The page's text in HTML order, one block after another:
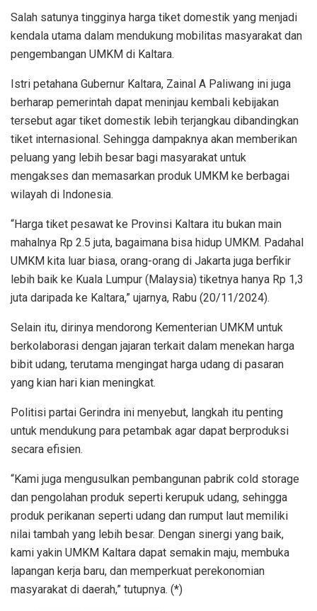
Salah satunya tingginya harga tiket domestik yang menjadi
kendala utama dalam mendukung mobilitas masyarakat dan
pengembangan UMKM di Kaltara.
Istri petahana Gubernur Kaltara, Zainal A Paliwang ini juga
berharap pemerintah dapat meninjau kembali kebijakan
tersebut agar tiket domestik lebih terjangkau dibandingkan
tiket internasional. Sehingga dampaknya akan memberikan
peluang yang lebih besar bagi masyarakat untuk
mengakses dan memasarkan produk UMKM ke berbagai
wilayah di Indonesia.
“Harga tiket pesawat ke Provinsi Kaltara itu bukan main
mahalnya Rp 2.5 juta, bagaimana bisa hidup UMKM. Padahal
UMKM kita luar biasa, orang-orang di Jakarta juga berfikir
lebih baik ke Kuala Lumpur (Malaysia) tiketnya hanya Rp 1,3
juta daripada ke Kaltara,” ujarnya, Rabu (20/11/2024).
Selain itu, dirinya mendorong Kementerian UMKM untuk
berkolaborasi dengan jajaran terkait dalam menekan harga
bibit udang, terutama mengingat harga udang di pasaran
yang kian hari kian meningkat.
Politisi partai Gerindra ini menyebut, langkah itu penting
untuk mendukung para petambak agar dapat berproduksi
secara efisien.
“Kami juga mengusulkan pembangunan pabrik cold storage
dan pengolahan produk seperti kerupuk udang, sehingga
produk perikanan seperti udang dan rumput laut memiliki
nilai tambah yang lebih besar. Dengan sinergi yang baik,
kami yakin UMKM Kaltara dapat semakin maju, membuka
lapangan kerja baru, dan memperkuat perekonomian
masyarakat di daerah,” tutupnya. (*)